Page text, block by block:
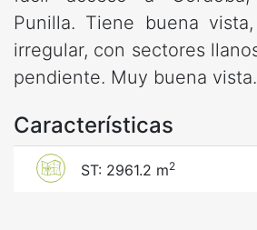
Punilla. Tiene buena
irregular, con sectores
pendiente. Muy buena
Características
ST: 2961.2 m2